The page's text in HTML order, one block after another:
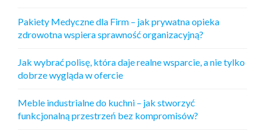
Pakiety Medyczne dla Firm – jak prywatna opieka
zdrowotna wspiera sprawność organizacyjną?
Jak wybrać polisę, która daje realne wsparcie, a nie tylko
dobrze wygląda w ofercie
Meble industrialne do kuchni – jak stworzyć
funkcjonalną przestrzeń bez kompromisów?